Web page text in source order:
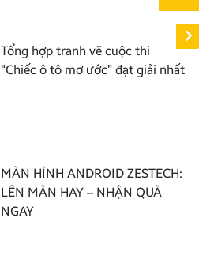
Tổng hợp tranh vẽ cuộc thi
“Chiếc ô tô mơ ước” đạt giải nhất
MÀN HÌNH ANDROID ZESTECH:
LÊN MÀN HAY – NHẬN QUÀ
NGAY